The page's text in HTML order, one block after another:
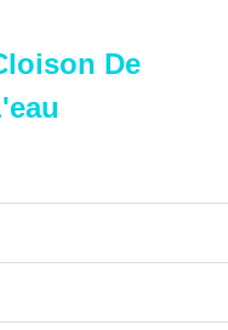
De